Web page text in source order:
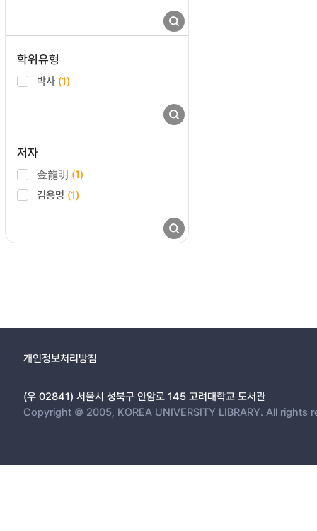
학위유형
박사 (1)
저자
金龍明 (1)
김용명 (1)
개인정보처리방침
(우 02841) 서울시 성북구 안암로 145 고려대학교 도서관
Copyright © 2005, KOREA UNIVERSITY LIBRARY. All rights